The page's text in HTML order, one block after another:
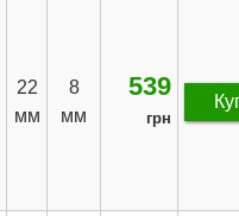
22
мм
8
мм
539
грн